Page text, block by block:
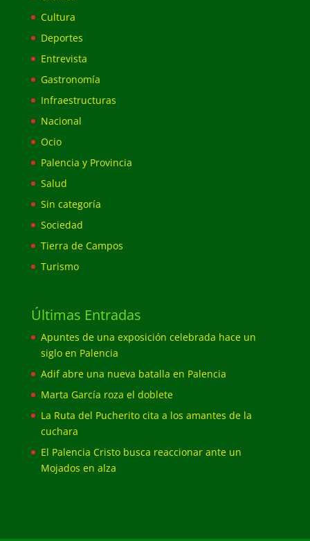
Cultura
Deportes
Entrevista
Gastronomía
Infraestructuras
Nacional
Ocio
Palencia y Provincia
Salud
Sin categoría
Sociedad
Tierra de Campos
Turismo
Últimas Entradas
Apuntes de una exposición celebrada hace un
siglo en Palencia
Adif abre una nueva batalla en Palencia
Marta García roza el doblete
La Ruta del Pucherito cita a los amantes de la
cuchara
El Palencia Cristo busca reaccionar ante un
Mojados en alza